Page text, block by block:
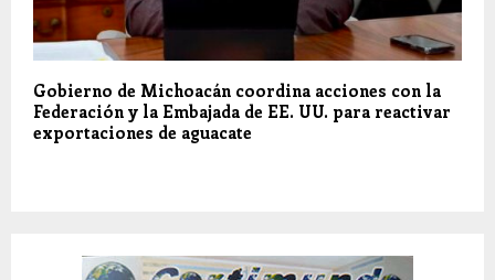
Gobierno de Michoacán coordina acciones con la
Federación y la Embajada de EE. UU. para reactivar
exportaciones de aguacate